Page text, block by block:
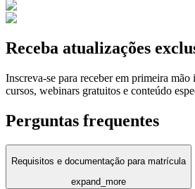
Receba atualizações
Inscreva-se para receber em primeira
cursos, webinars gratuitos e conteúdo
Perguntas frequentes
Requisitos e documentação para matrícula
expand_more